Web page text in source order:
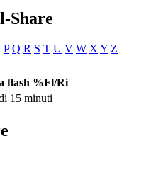
Share
P Q R S T U V W X Y Z
flash %Fl/Ri
15 minuti